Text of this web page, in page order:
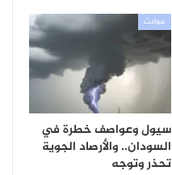
حوادث
سيول وعواصف خطرة في
السودان.. والأرصاد الجوية
تحذر وتوجه